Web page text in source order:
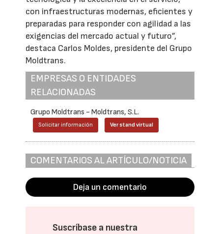
con infraestructuras modernas, eficientes y
preparadas para responder con agilidad a las
exigencias del mercado actual y futuro”,
destaca Carlos Moldes, presidente del Grupo
Moldtrans.
EMPRESAS O ENTIDADES
RELACIONADAS
Grupo Moldtrans - Moldtrans, S.L.
Solicitar información Ver stand virtual
COMENTARIOS AL ARTÍCULO/NOTICIA
Deja un comentario
Suscríbase a nuestra